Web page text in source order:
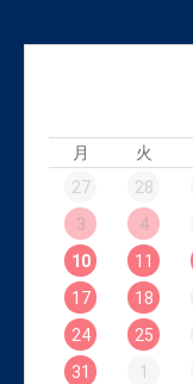
月 火
27
28
3
4
10
11
17
18
24
25
31
1